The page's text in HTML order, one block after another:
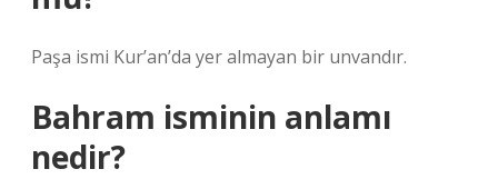
Paşa ismi Kur’an’da yer almayan bir unvandır.
Bahram isminin anlamı
nedir?